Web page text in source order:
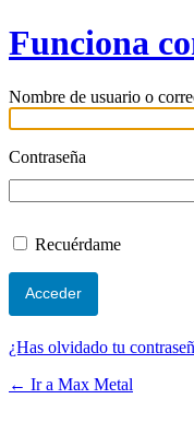
Funciona
Nombre de usuario o
Contraseña
Recuérdame
¿Has olvidado tu
← Ir a Max Metal